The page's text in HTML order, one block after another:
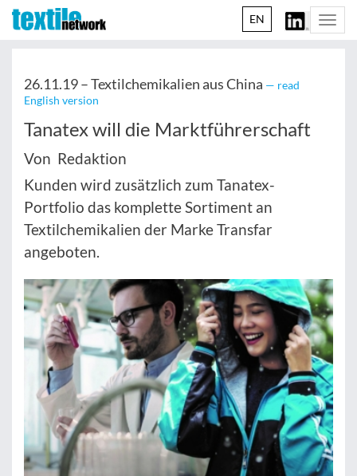
EN
26.11.19 –Textilchemikalien aus China — read
English version
Tanatex will die Marktführerschaft
Von Redaktion
Kunden wird zusätzlich zum Tanatex-
Portfolio das komplette Sortiment an
Textilchemikalien der Marke Transfar
angeboten.